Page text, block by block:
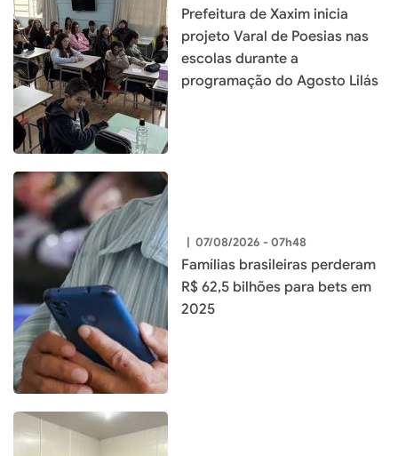
Prefeitura de Xaxim inicia
projeto Varal de Poesias nas
escolas durante a
programação do Agosto Lilás
| 07/08/2026 - 07h48
Famílias brasileiras perderam
R$ 62,5 bilhões para bets em
2025